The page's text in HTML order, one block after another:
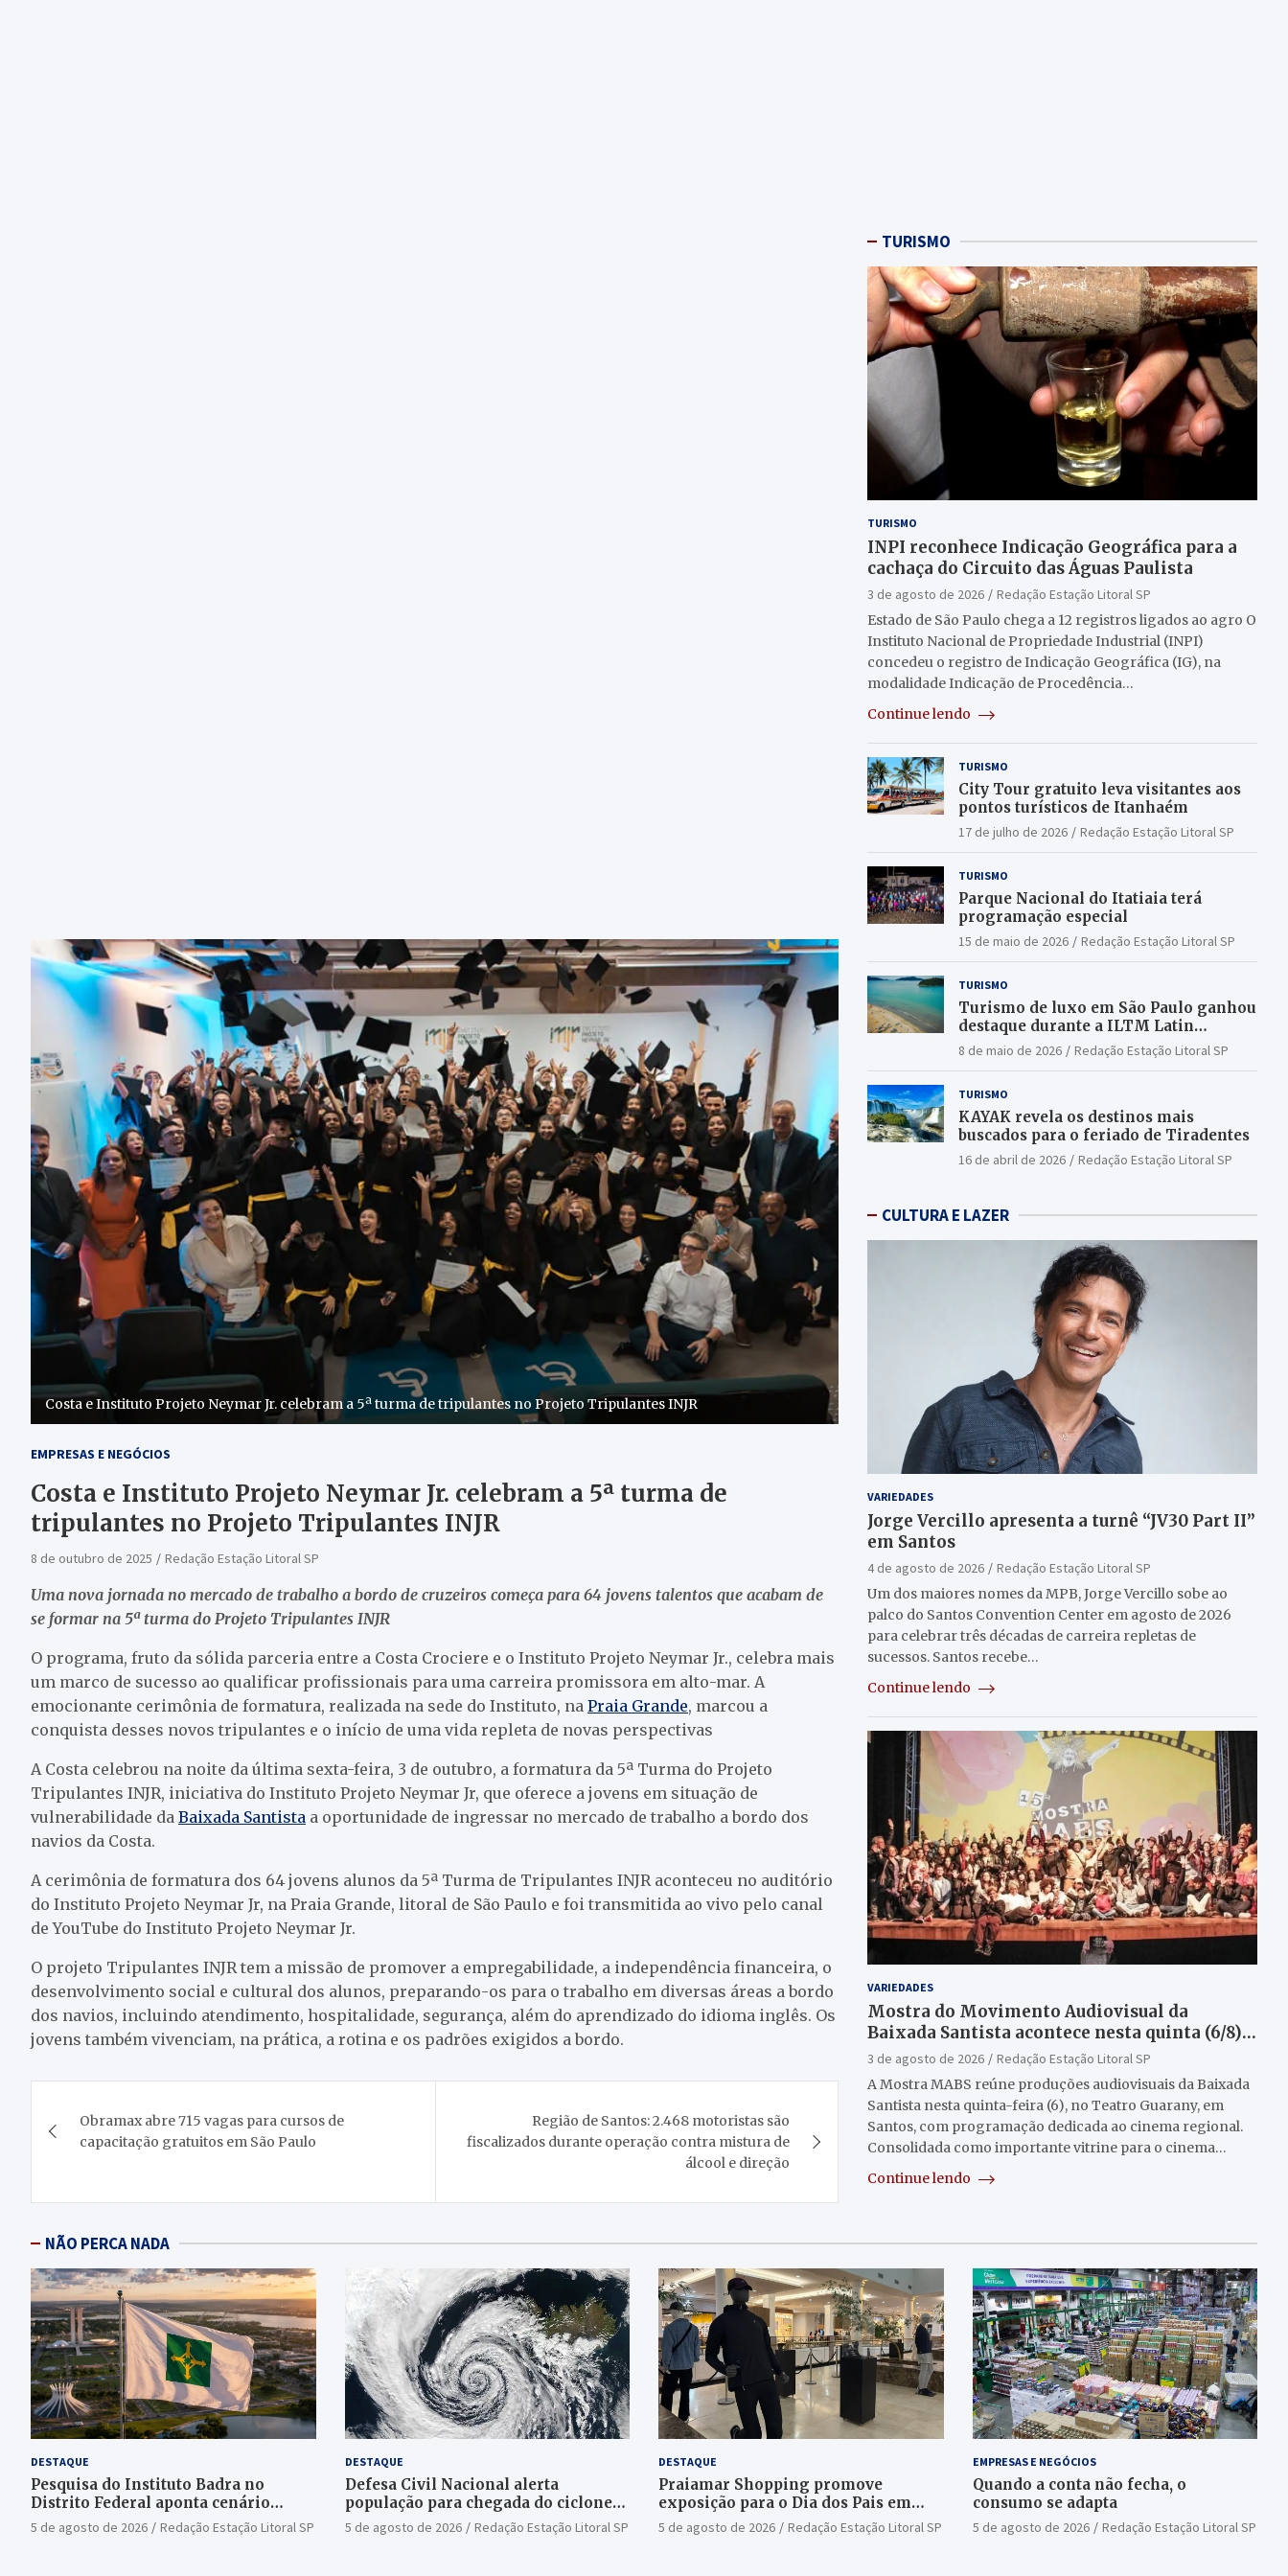
Costa e Instituto Projeto Neymar Jr. celebram a 5ª turma de tripulantes no Projeto Tripulantes INJR
EMPRESAS E NEGÓCIOS
Costa e Instituto Projeto Neymar Jr. celebram a 5ª turma de
tripulantes no Projeto Tripulantes INJR
8 de outubro de 2025 Redação Estação Litoral SP
Uma nova jornada no mercado de trabalho a bordo de cruzeiros começa para 64 jovens talentos que acabam de
se formar na 5ª turma do Projeto Tripulantes INJR
O programa, fruto da sólida parceria entre a Costa Crociere e o Instituto Projeto Neymar Jr., celebra mais
um marco de sucesso ao qualificar profissionais para uma carreira promissora em alto-mar. A
emocionante cerimônia de formatura, realizada na sede do Instituto, na Praia Grande, marcou a
conquista desses novos tripulantes e o início de uma vida repleta de novas perspectivas
A Costa celebrou na noite da última sexta-feira, 3 de outubro, a formatura da 5ª Turma do Projeto
Tripulantes INJR, iniciativa do Instituto Projeto Neymar Jr, que oferece a jovens em situação de
vulnerabilidade da Baixada Santista a oportunidade de ingressar no mercado de trabalho a bordo dos
navios da Costa.
A cerimônia de formatura dos 64 jovens alunos da 5ª Turma de Tripulantes INJR aconteceu no auditório
do Instituto Projeto Neymar Jr, na Praia Grande, litoral de São Paulo e foi transmitida ao vivo pelo canal
de YouTube do Instituto Projeto Neymar Jr.
O projeto Tripulantes INJR tem a missão de promover a empregabilidade, a independência financeira, o
desenvolvimento social e cultural dos alunos, preparando-os para o trabalho em diversas áreas a bordo
dos navios, incluindo atendimento, hospitalidade, segurança, além do aprendizado do idioma inglês. Os
jovens também vivenciam, na prática, a rotina e os padrões exigidos a bordo.
de
Obramax abre 715 vagas para cursos de
capacitação gratuitos em São Paulo
Região de Santos: 2.468 motoristas são
fiscalizados durante operação contra mistura de
álcool e direção
TURISMO
TURISMO
INPI reconhece Indicação Geográfica para a
cachaça do Circuito das Águas Paulista
3 de agosto de 2026
Redação Estação Litoral SP
Estado de São Paulo chega a 12 registros ligados ao agro O
Instituto Nacional de Propriedade Industrial (INPI)
concedeu o registro de Indicação Geográfica (IG), na
modalidade Indicação de Procedência…
Continue lendo
TURISMO
City Tour gratuito leva visitantes aos
pontos turísticos de Itanhaém
17 de julho de 2026 Redação Estação Litoral SP
TURISMO
Parque Nacional do Itatiaia terá
programação especial
15 de maio de 2026 Redação Estação Litoral SP
TURISMO
Turismo de luxo em São Paulo ganhou
destaque durante a ILTM Latin
America 2026
8 de maio de 2026 Redação Estação Litoral SP
TURISMO
KAYAK revela os destinos mais
buscados para o feriado de Tiradentes
16 de abril de 2026 Redação Estação Litoral SP
CULTURA E LAZER
VARIEDADES
Jorge Vercillo apresenta a turnê “JV30 Part II”
em Santos
4 de agosto de 2026
Redação Estação Litoral SP
Um dos maiores nomes da MPB, Jorge Vercillo sobe ao
palco do Santos Convention Center em agosto de 2026
para celebrar três décadas de carreira repletas de
sucessos. Santos recebe…
Continue lendo
VARIEDADES
Mostra do Movimento Audiovisual da
Baixada Santista acontece nesta quinta (6/8)
no Teatro Guarany
3 de agosto de 2026
Redação Estação Litoral SP
A Mostra MABS reúne produções audiovisuais da Baixada
Santista nesta quinta-feira (6), no Teatro Guarany, em
Santos, com programação dedicada ao cinema regional.
Consolidada como importante vitrine para o cinema…
Continue lendo
NÃO PERCA NADA
DESTAQUE
Pesquisa do Instituto Badra no
Distrito Federal aponta cenário
aberto para o Senado
5 de agosto de 2026 Redação Estação Litoral SP
DESTAQUE
Defesa Civil Nacional alerta
população para chegada do ciclone
bomba
5 de agosto de 2026 Redação Estação Litoral SP
DESTAQUE
Praiamar Shopping promove
exposição para o Dia dos Pais em
Santos
5 de agosto de 2026 Redação Estação Litoral SP
EMPRESAS E NEGÓCIOS
Quando a conta não fecha, o
consumo se adapta
5 de agosto de 2026 Redação Estação Litoral SP